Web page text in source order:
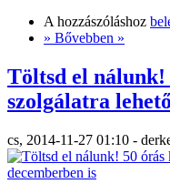
A hozzászóláshoz
» Bővebben »
Töltsd el nálunk!
szolgálatra
cs, 2014-11-27 01:10 -